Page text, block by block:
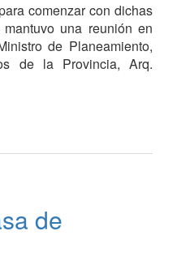
comenzar con dichas
una reunión en
de Planeamiento,
de la Provincia, Arq.
de